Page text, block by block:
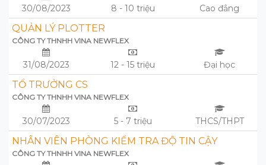
30/08/2023 8 - 10 triệu Cao đẳng
QUẢN LÝ PLOTTER
CÔNG TY THNHH VINA NEWFLEX
31/08/2023 12 - 15 triệu Đại học
TỔ TRƯỞNG CS
CÔNG TY THNHH VINA NEWFLEX
30/07/2023 5 - 7 triệu THCS/THPT
NHÂN VIÊN PHÒNG KIỂM TRA ĐỘ TIN CẬY
CÔNG TY THNHH VINA NEWFLEX